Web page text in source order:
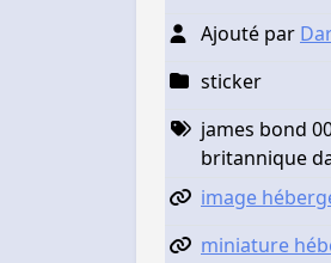
Ajouté par
sticker
james bond
britannique
image
miniature